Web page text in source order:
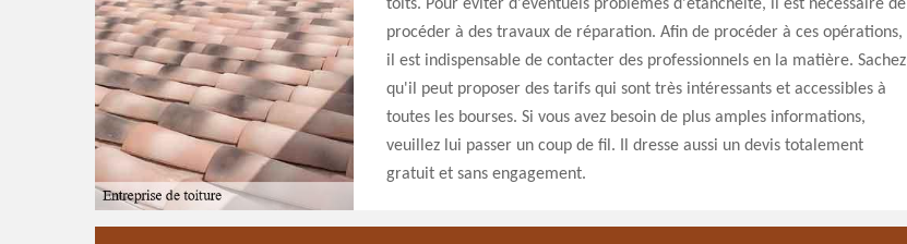
toits. Pour éviter d'éventuels problèmes d'étanchéité, il est nécessaire de
procéder à des travaux de réparation. Afin de procéder à ces opérations,
il est indispensable de contacter des professionnels en la matière. Sachez
qu'il peut proposer des tarifs qui sont très intéressants et accessibles à
toutes les bourses. Si vous avez besoin de plus amples informations,
veuillez lui passer un coup de fil. Il dresse aussi un devis totalement
gratuit et sans engagement.